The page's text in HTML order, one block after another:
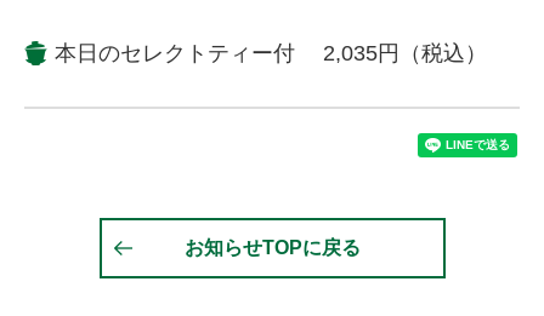
本日のセレクトティー付 2,035円（税込）
お知らせTOPに戻る